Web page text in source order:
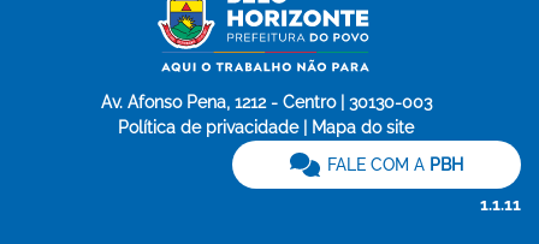
Av. Afonso Pena, 1212 - Centro | 30130-003
Política de privacidade | Mapa do site
FALE COM A PBH
1.1.11